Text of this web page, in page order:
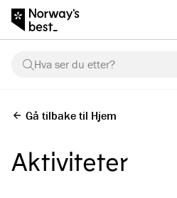
Hva ser du etter?
Gå tilbake til Hjem
Aktiviteter